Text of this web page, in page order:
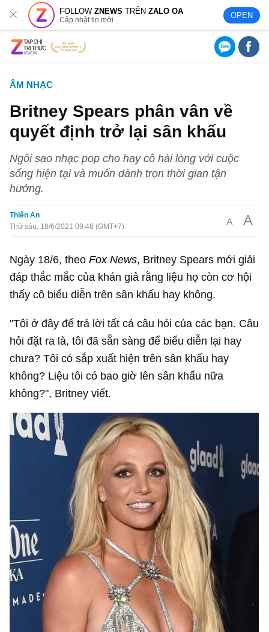
FOLLOWZNEWS TRÊNZALO OA
Cập nhật tin mới OPEN
ÂM NHẠC
Britney Spears phân vân về
quyết định trở lại sân khấu
Ngôi sao nhạc pop cho hay cô hài lòng với cuộc
sống hiện tại và muốn dành trọn thời gian tận
hưởng.
Thiên An
Thứ sáu, 18/6/2021 09:48 (GMT+7)
A A
Ngày 18/6, theo Fox News, Britney Spears mới giải
đáp thắc mắc của khán giả rằng liệu họ còn cơ hội
thấy cô biểu diễn trên sân khấu hay không.
"Tôi ở đây để trả lời tất cả câu hỏi của các bạn. Câu
hỏi đặt ra là, tôi đã sẵn sàng để biểu diễn lại hay
chưa? Tôi có sắp xuất hiện trên sân khấu hay
không? Liệu tôi có bao giờ lên sân khấu nữa
không?", Britney viết.